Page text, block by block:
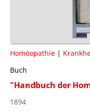
Homöopathie |
Buch
"Handbuch der
1894